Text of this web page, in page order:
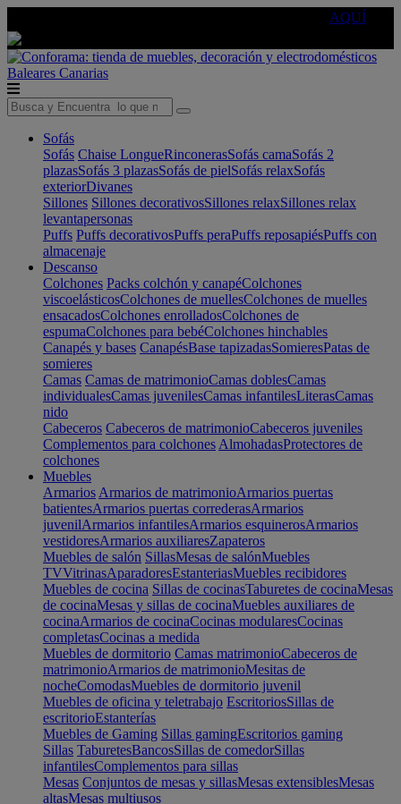
AQUÍ
Baleares Canarias
Sofás
Sofás Chaise LongueRinconerasSofás camaSofás 2
plazasSofás 3 plazasSofás de pielSofás relaxSofás
exteriorDivanes
Sillones Sillones decorativosSillones relaxSillones relax
levantapersonas
Puffs Puffs decorativosPuffs peraPuffs reposapiésPuffs con
almacenaje
Descanso
Colchones Packs colchón y canapéColchones
viscoelásticosColchones de muellesColchones de muelles
ensacadosColchones enrolladosColchones de
espumaColchones para bebéColchones hinchables
Canapés y bases CanapésBase tapizadasSomieresPatas de
somieres
Camas Camas de matrimonioCamas doblesCamas
individualesCamas juvenilesCamas infantilesLiterasCamas
nido
Cabeceros Cabeceros de matrimonioCabeceros juveniles
Complementos para colchones AlmohadasProtectores de
colchones
Muebles
Armarios Armarios de matrimonioArmarios puertas
batientesArmarios puertas correderasArmarios
juvenilArmarios infantilesArmarios esquinerosArmarios
vestidoresArmarios auxiliaresZapateros
Muebles de salón SillasMesas de salónMuebles
TVVitrinasAparadoresEstanteriasMuebles recibidores
Muebles de cocina Sillas de cocinasTaburetes de cocinaMesas
de cocinaMesas y sillas de cocinaMuebles auxiliares de
cocinaArmarios de cocinaCocinas modularesCocinas
completasCocinas a medida
Muebles de dormitorio Camas matrimonioCabeceros de
matrimonioArmarios de matrimonioMesitas de
nocheComodasMuebles de dormitorio juvenil
Muebles de oficina y teletrabajo EscritoriosSillas de
escritorioEstanterías
Muebles de Gaming Sillas gamingEscritorios gaming
Sillas TaburetesBancosSillas de comedorSillas
infantilesComplementos para sillas
Mesas Conjuntos de mesas y sillasMesas extensiblesMesas
altasMesas multiusos